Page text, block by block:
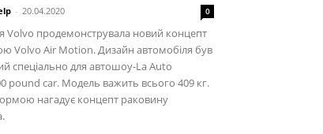
- 20.04.2020 0
Volvo продемонструвала новий концепт
Volvo Air Motion. Дизайн автомобіля був
спеціально для автошоу-La Auto
pound car. Модель важить всього 409 кг.
нагадує концепт раковину